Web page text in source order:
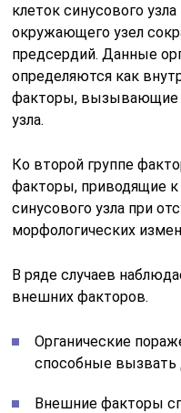
клеток синусового
окружающего узел
предсердий. Данные
определяются как
факторы, вызывающие
узла.
Ко второй группе
факторы, приводящие
синусового узла при
морфологических
В ряде случаев
внешних факторов.
Органические
способные вызвать
Внешние факторы